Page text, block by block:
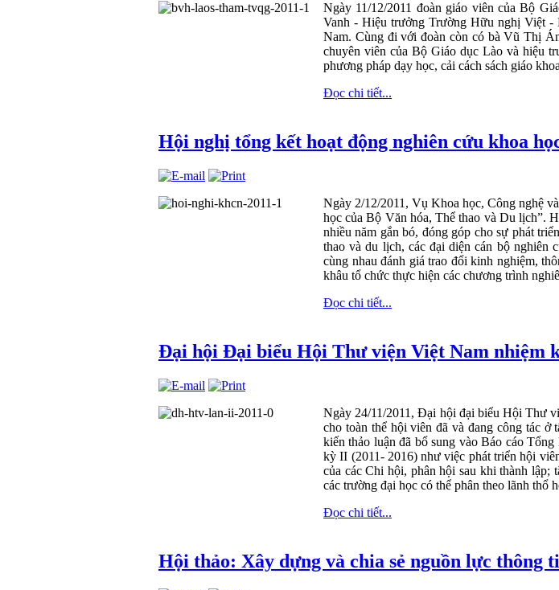
Ngày 11/12/2011 đoàn giáo viên của Bộ
Vanh - Hiệu trưởng Trường Hữu nghị Việt -
Nam. Cùng đi với đoàn còn có bà Vũ Thị
chuyên viên của Bộ Giáo dục Lào và hiệu
phương pháp dạy học, cải cách sách giáo
Đọc chi tiết...
Hội nghị tổng kết hoạt động nghiên cứu khoa
Ngày 2/12/2011, Vụ Khoa học, Công nghệ
học của Bộ Văn hóa, Thể thao và Du lịch”.
nhiều năm gắn bó, đóng góp cho sự phát
thao và du lịch, các đại diện cán bộ nghiên
cùng nhau đánh giá trao đổi kinh nghiệm,
khâu tổ chức thực hiện các chương trình
Đọc chi tiết...
Đại hội Đại biểu Hội Thư viện Việt Nam nhiệm
Ngày 24/11/2011, Đại hội đại biểu Hội Thư
cho toàn thể hội viên đã và đang công tác
kiến thảo luận đã bổ sung vào Báo cáo
kỳ II (2011- 2016) như việc phát triển hội
của các Chi hội, phân hội sau khi thành
các trường đại học có thể phân theo lãnh thổ
Đọc chi tiết...
Hội thảo: Xây dựng và chia sẻ nguồn lực thông